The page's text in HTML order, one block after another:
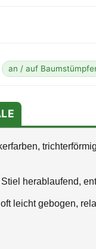
an / auf
herablaufend,
leicht gebogen,